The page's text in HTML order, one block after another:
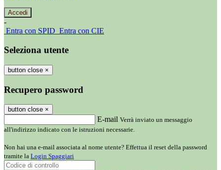
-
Entra con SPID Entra con CIE
Seleziona utente
button close ×
Recupero password
button close ×
E-mail Verrà inviato un messaggio
all'indirizzo indicato con le istruzioni necessarie.
Non hai una e-mail associata al nome utente? Effettua il reset della password
tramite la Login Spaggiari